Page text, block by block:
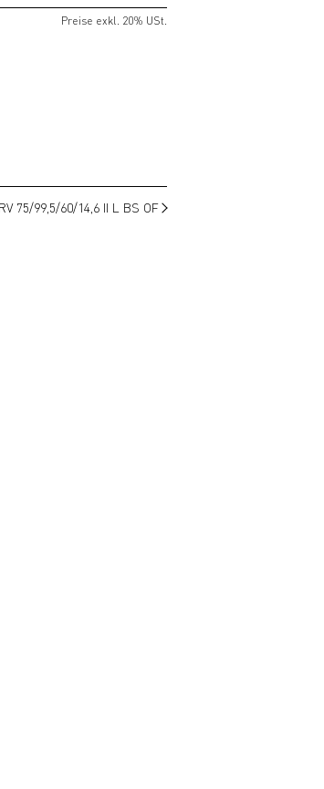
Preise exkl. 20% USt.
75/99,5/60/14,6 II L BS OF